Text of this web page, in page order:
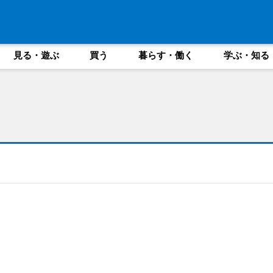
見る・遊ぶ 買う 暮らす・働く 学ぶ・知る